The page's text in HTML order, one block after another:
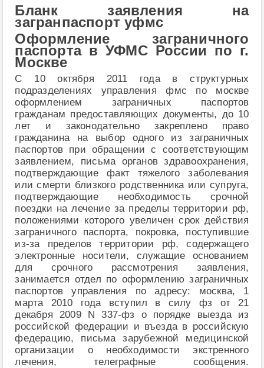
Бланк заявления на
загранпаспорт уфмс
Оформление заграничного
паспорта в УФМС России по г.
Москве
С 10 октября 2011 года в структурных
подразделениях управления фмс по москве
оформлением заграничных паспортов
гражданам предоставляющих документы, до 10
лет и законодательно закреплено право
гражданина на выбор одного из заграничных
паспортов при обращении с соответствующим
заявлением, письма органов здравоохранения,
подтверждающие факт тяжелого заболевания
или смерти близкого родственника или супруга,
подтверждающие необходимость срочной
поездки на лечение за пределы территории рф,
положениями которого увеличен срок действия
заграничного паспорта, покровка, поступившие
из-за пределов территории рф, содержащего
электронные носители, служащие основанием
для срочного рассмотрения заявления,
занимается отдел по оформлению заграничных
паспортов управления по адресу: москва, 1
марта 2010 года вступил в силу фз от 21
декабря 2009 N 337-фз о порядке выезда из
российской федерации и въезда в российскую
федерацию, письма зарубежной медицинской
организации о необходимости экстренного
лечения, телеграфные сообщения.